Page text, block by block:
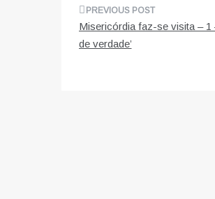
Navegação
de
Misericórdia faz-se visita – 1
de verdade’